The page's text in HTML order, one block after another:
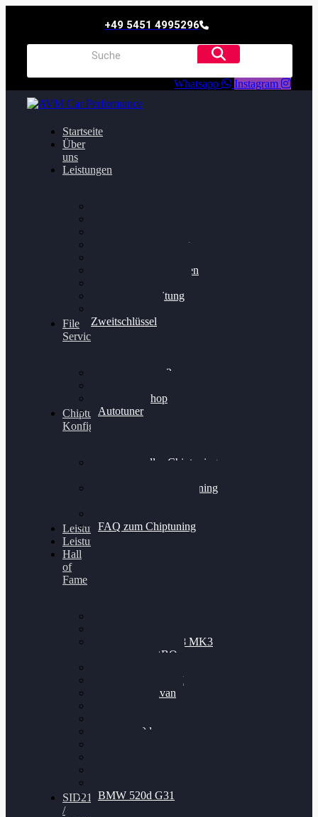
+49 5451 4995296
Whatsapp Instagram
Startseite
Über
uns
Leistungen
Getriebeoptimierung
Bremsscheiben planen
Felgenaufbereitung
Zweitschlüssel
File
Service
Alientech Kess3
Alientech Shop
Autotuner
Chiptuning
Konfigurator
Professionelles Chiptuning
Professionelles Chiptuning
FAQ zum Chiptuning
Leistungsmessung
Leistungsprüfstand
Hall
of
Fame
Nissan GT-R35 3.8 MK3
V6 TWINTURBO
VW Passat 2.0TDI
VW T6 Multivan
BMW 120d
BMW 520d G31
SID212
/